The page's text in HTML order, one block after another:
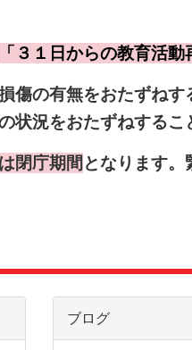
「３１日からの教育活
傷の有無をおたずね
状況をおたずねする
閉庁期間 となります。
ブログ